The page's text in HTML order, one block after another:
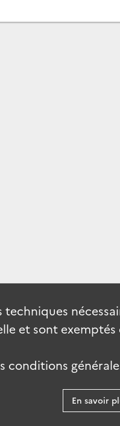
techniques
et sont
conditions
En savoir